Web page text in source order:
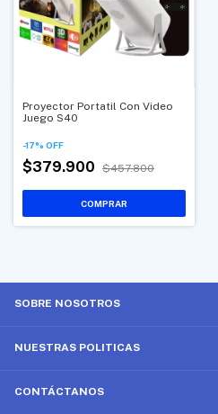
Proyector Portatil Con Video
Juego S40
-17% OFF
$379.900 $457.800
SOBRE NOSOTROS
NUESTRAS POLITICAS
CONTÁCTANOS